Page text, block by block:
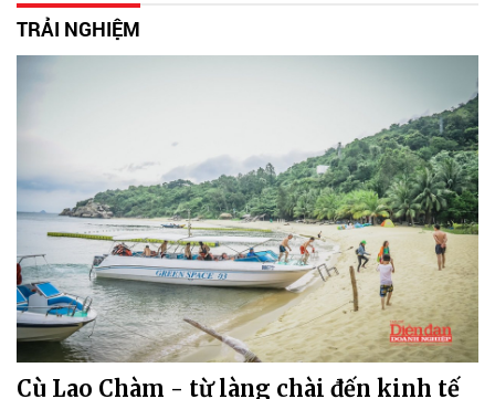
TRẢI NGHIỆM
Cù Lao Chàm - từ làng chài đến kinh tế